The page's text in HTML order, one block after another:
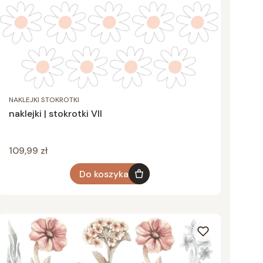
NAKLEJKI STOKROTKI
naklejki | stokrotki VII
Cena
109,99 zł
Do koszyka